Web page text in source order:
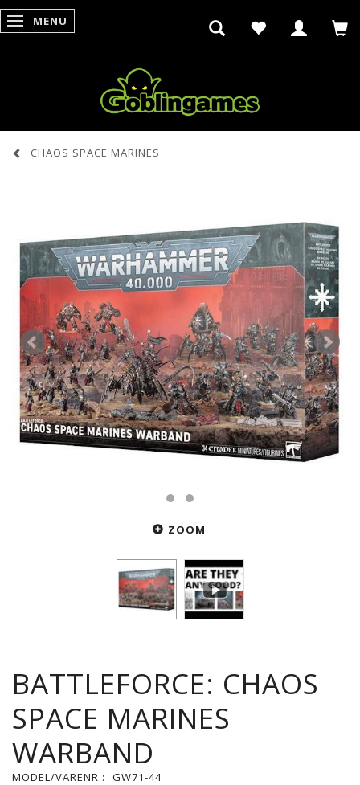
SKIFTE NAVIGATION
MENU
CHAOS SPACE MARINES
ZOOM
BATTLEFORCE: CHAOS
SPACE MARINES
WARBAND
MODEL/VARENR.: GW71-44